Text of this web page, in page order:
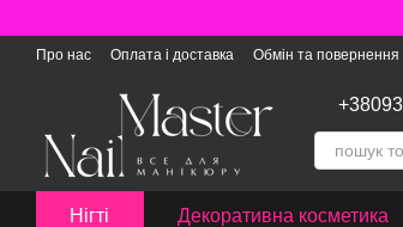
Про нас Оплата і доставка Обмін та повернення
Нігті Декоративна косметика